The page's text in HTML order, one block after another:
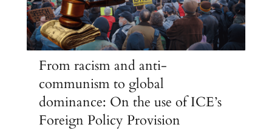
From racism and anti-
communism to global
dominance: On the use of ICE’s
Foreign Policy Provision